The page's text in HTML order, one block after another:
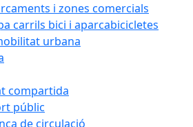
i zones comercials
carrils bici i aparcabicicletes
urbana
compartida
públic
de circulació